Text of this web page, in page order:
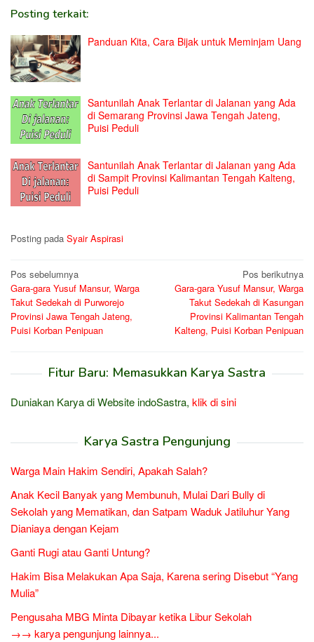
Posting terkait:
Panduan Kita, Cara Bijak untuk Meminjam Uang
Santunilah Anak Terlantar di Jalanan yang Ada
di Semarang Provinsi Jawa Tengah Jateng,
Puisi Peduli
Santunilah Anak Terlantar di Jalanan yang Ada
di Sampit Provinsi Kalimantan Tengah Kalteng,
Puisi Peduli
Posting pada Syair Aspirasi
Navigasi
pos
Pos sebelumnya
Gara-gara Yusuf Mansur, Warga
Takut Sedekah di Purworejo
Provinsi Jawa Tengah Jateng,
Puisi Korban Penipuan
Pos berikutnya
Gara-gara Yusuf Mansur, Warga
Takut Sedekah di Kasungan
Provinsi Kalimantan Tengah
Kalteng, Puisi Korban Penipuan
Fitur Baru: Memasukkan Karya Sastra
Duniakan Karya di Website indoSastra, klik di sini
Karya Sastra Pengunjung
Warga Main Hakim Sendiri, Apakah Salah?
Anak Kecil Banyak yang Membunuh, Mulai Dari Bully di
Sekolah yang Mematikan, dan Satpam Waduk Jatiluhur Yang
Dianiaya dengan Kejam
Ganti Rugi atau Ganti Untung?
Hakim Bisa Melakukan Apa Saja, Karena sering Disebut “Yang
Mulia”
Pengusaha MBG Minta Dibayar ketika Libur Sekolah
→→ karya pengunjung lainnya...